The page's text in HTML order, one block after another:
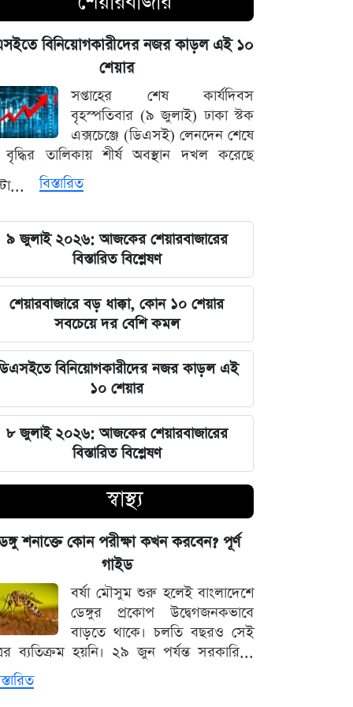
পদত্যাগের হুমকি দিলে সরাসরি গ্রহণের
হুঁশিয়ারি, পেজেশকিয়ান-খামেনি দ্বন্দ্বে উত্তপ্ত
ইরান
৫ আগস্ট ঘিরে সারা দেশে কঠোর নজরদারি,
মাঠে নামানো হয়েছে একাধিক গোয়েন্দা দল
বাদ পড়ছে ৭ মার্চের ভাষণ ও বঙ্গবন্ধুর
প্রতিকৃতি টাঙানোর বাধ্যবাধকতা
সৌদি আরবের সাথে কৌশলগত দীর্ঘমেয়াদি
সম্পর্ক চান প্রধানমন্ত্রী তারেক রহমান
মার্কিন অর্থনীতি ও ফেডের সিদ্ধান্তের
অপেক্ষায় আন্তর্জাতিক ধাতুর বাজার
শেখ হাসিনার বক্তব্য প্রচারের আয়োজনে
সম্পৃক্ততা নেই দিল্লির: রণধীর জয়সোয়াল
সিট দখল ঘিরে আলিয়া মাদ্রাসায় ছাত্রদল-
শিবির রক্তক্ষয়ী সংঘর্ষ
মঙ্গলবারের পাঁচ ওয়াক্ত নামাজের সময়সূচি
স্বর্ণ কিনবেন আজ? দেখে নিন বাজুসের
সর্বশেষ দর
৫ আগস্ট সব শিক্ষাপ্রতিষ্ঠানে বিশেষ
কর্মসূচির নির্দেশ
স্বর্ণের সঙ্গে বাড়ল রুপা, প্লাটিনাম ও
প্যালাডিয়াম
বিনিয়োগকারীদের নজর কাড়ল এই ১০
শেয়ার
সপ্তাহের শেষ কার্যদিবস
বৃহস্পতিবার (৯ জুলাই) ঢাকা স্টক
এক্সচেঞ্জে (ডিএসই) লেনদেন শেষে
তালিকায় শীর্ষ অবস্থান দখল করেছে
বিস্তারিত
৯ জুলাই ২০২৬: আজকের শেয়ারবাজারের
বিস্তারিত বিশ্লেষণ
শেয়ারবাজারে বড় ধাক্কা, কোন ১০ শেয়ার
সবচেয়ে দর বেশি কমল
বিনিয়োগকারীদের নজর কাড়ল এই
১০ শেয়ার
৮ জুলাই ২০২৬: আজকের শেয়ারবাজারের
বিস্তারিত বিশ্লেষণ
স্বাস্থ্য
শনাক্তে কোন পরীক্ষা কখন করবেন? পূর্ণ
গাইড
বর্ষা মৌসুম শুরু হলেই বাংলাদেশে
ডেঙ্গুর প্রকোপ উদ্বেগজনকভাবে
বাড়তে থাকে। চলতি বছরও সেই
ব্যতিক্রম হয়নি। ২৯ জুন পর্যন্ত সরকারি...